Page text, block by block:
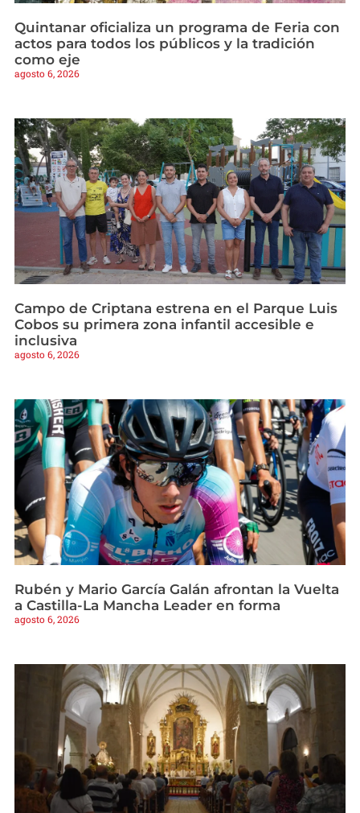
Quintanar oficializa un programa de Feria con
actos para todos los públicos y la tradición
como eje
agosto 6, 2026
Campo de Criptana estrena en el Parque Luis
Cobos su primera zona infantil accesible e
inclusiva
agosto 6, 2026
Rubén y Mario García Galán afrontan la Vuelta
a Castilla-La Mancha Leader en forma
agosto 6, 2026